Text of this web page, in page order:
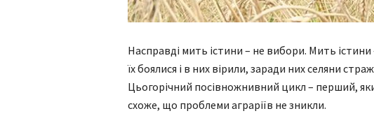
Насправді мить істини – не вибори. Мить
їх боялися і в них вірили, заради них селяни
Цьогорічний посівножнивний цикл – перший,
схоже, що проблеми аграріїв не зникли.